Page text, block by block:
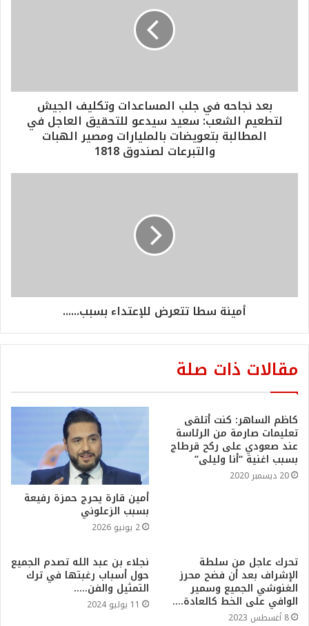
بعد نجاحه في جلب المساعدات وتكليف الجيش
لتطعيم الشعب: سعيد سيدعو للتحقيق العاجل في
المطالبة بتعويضات بالمليارات ومصير الهبات
والتبرعات لصندوق 1818
أمينة سطا تتعرض للإعتداء بسبب......
مقالات ذات صلة
كاظم الساهر: كنت أتلقى
تعليمات صارمة من الرئاسة
عند صعودي على ركح قرطاج
بسبب اغنية “أنا وليلى”
20 ديسمبر 2020
أمين قارة يحرج حمزة رفيعة
بسبب الزعلوني
2 يونيو 2026
تحرك عاجل من سلطة
الإشراف بعد أن فضح محرز
الغنوشي الجميع وسمير
الوافي على الخط كالعادة….
8 أغسطس 2023
نجلاء بن عبد الله تصدم الجميع
حول أسباب رغبتها في ترك
التمثيل والفن…..
11 يوليو 2024